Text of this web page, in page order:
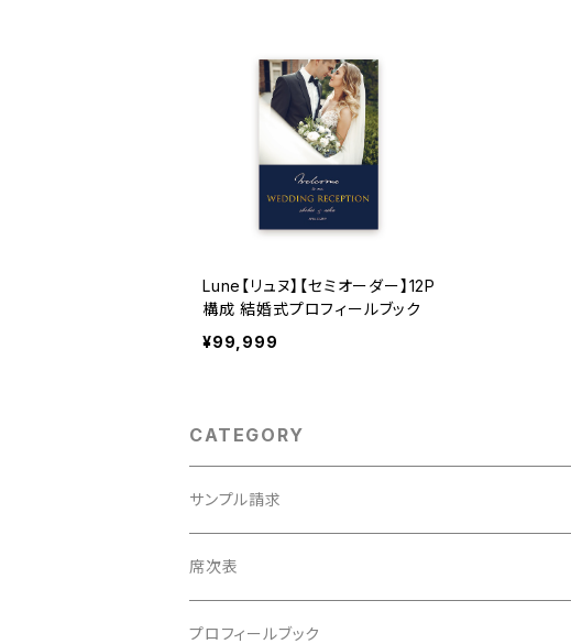
Lune【リュヌ】【セミオーダー】12P
構成 結婚式プロフィールブック
¥99,999
CATEGORY
サンプル請求
席次表
プロフィールブック
席次表
プロフィールブック